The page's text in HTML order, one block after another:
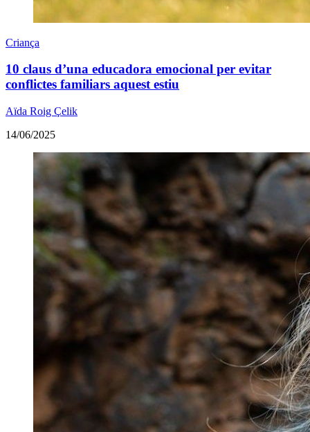
Criança
10 claus d’una educadora emocional per evitar
conflictes familiars aquest estiu
Aïda Roig Çelik
14/06/2025